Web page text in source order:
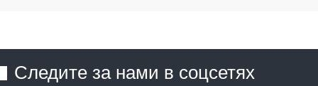
Следите за нами в соцсетях